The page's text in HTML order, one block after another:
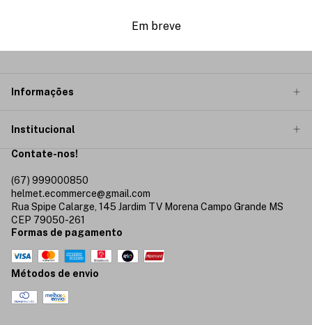
Em breve
Informações
Institucional
Contate-nos!
(67) 999000850
helmet.ecommerce@gmail.com
Rua Spipe Calarge, 145 Jardim TV Morena Campo Grande MS
CEP 79050-261
Formas de pagamento
Métodos de envio